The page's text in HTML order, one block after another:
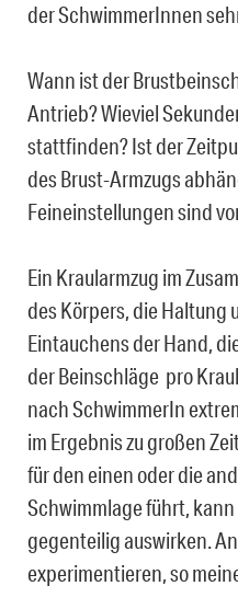
der SchwimmerInnen
Wann ist der
Antrieb? Wieviel
stattfinden? Ist der
des Brust-Armzugs
Feineinstellungen sind
Ein Kraularmzug im
des Körpers, die Haltung
Eintauchens der Hand,
der Beinschläge pro
nach SchwimmerIn
im Ergebnis zu großen
für den einen oder die
Schwimmlage führt,
gegenteilig auswirken.
experimentieren, so